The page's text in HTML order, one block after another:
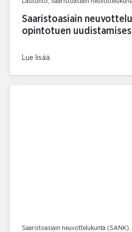
Saaristoasiain
opintotuen
Lue lisää
Saaristoasiain neuvottelukunta